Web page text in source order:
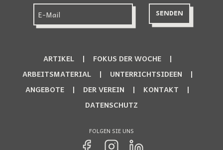
ARTIKEL
FOKUS DER WOCHE
ARBEITSMATERIAL
UNTERRICHTSIDEEN
ANGEBOTE
DER VEREIN
KONTAKT
DATENSCHUTZ
FOLGEN SIE UNS